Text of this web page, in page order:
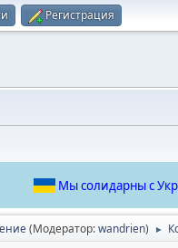
Регистрация
Мы солидарны с
(Модератор:wandrien) ►